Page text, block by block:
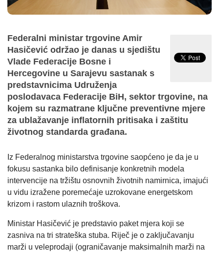
Federalni ministar trgovine Amir
Hasičević održao je danas u sjedištu
Vlade Federacije Bosne i
Hercegovine u Sarajevu sastanak s
predstavnicima Udruženja
poslodavaca Federacije BiH, sektor trgovine, na
kojem su razmatrane ključne preventivne mjere
za ublažavanje inflatornih pritisaka i zaštitu
životnog standarda građana.
Iz Federalnog ministarstva trgovine saopćeno je da je u
fokusu sastanka bilo definisanje konkretnih modela
intervencije na tržištu osnovnih životnih namirnica, imajući
u vidu izražene poremećaje uzrokovane energetskom
krizom i rastom ulaznih troškova.
Ministar Hasičević je predstavio paket mjera koji se
zasniva na tri strateška stuba. Riječ je o zaključavanju
marži u veleprodaji (ograničavanje maksimalnih marži na